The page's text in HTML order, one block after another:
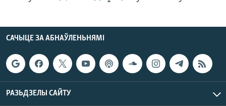
САЧЫЦЕ ЗА АБНАЎЛЕНЬНЯМІ
РАЗЬДЗЕЛЫ САЙТУ